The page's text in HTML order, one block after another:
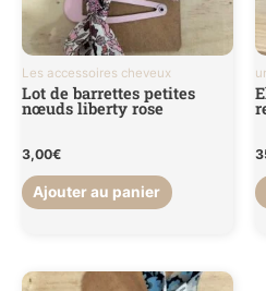
Les accessoires cheveux
Lot de barrettes petites
nœuds liberty rose
3,00€
Ajouter au panier